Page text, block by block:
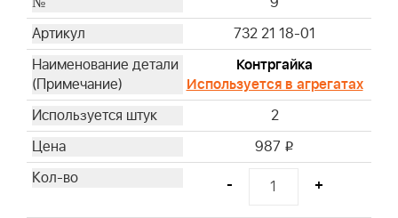
732 21 18-01
Контргайка
Используется в агрегатах
2
987 i
- +